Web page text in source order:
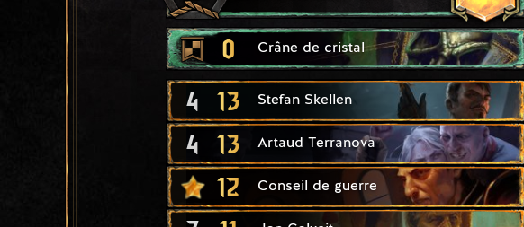
0 Crâne de cristal
4 13 Stefan Skellen
4 13 Artaud Terranova
12 Conseil de guerre